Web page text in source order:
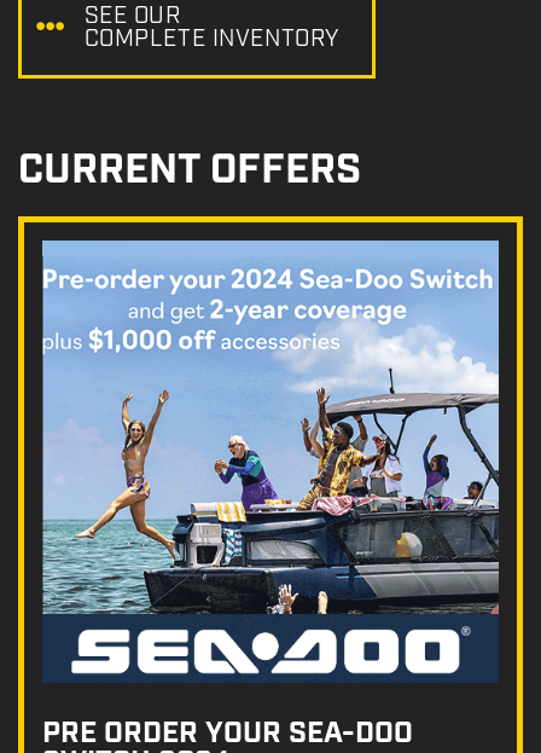
SEE OUR
COMPLETE INVENTORY
CURRENT OFFERS
PRE ORDER YOUR SEA-DOO